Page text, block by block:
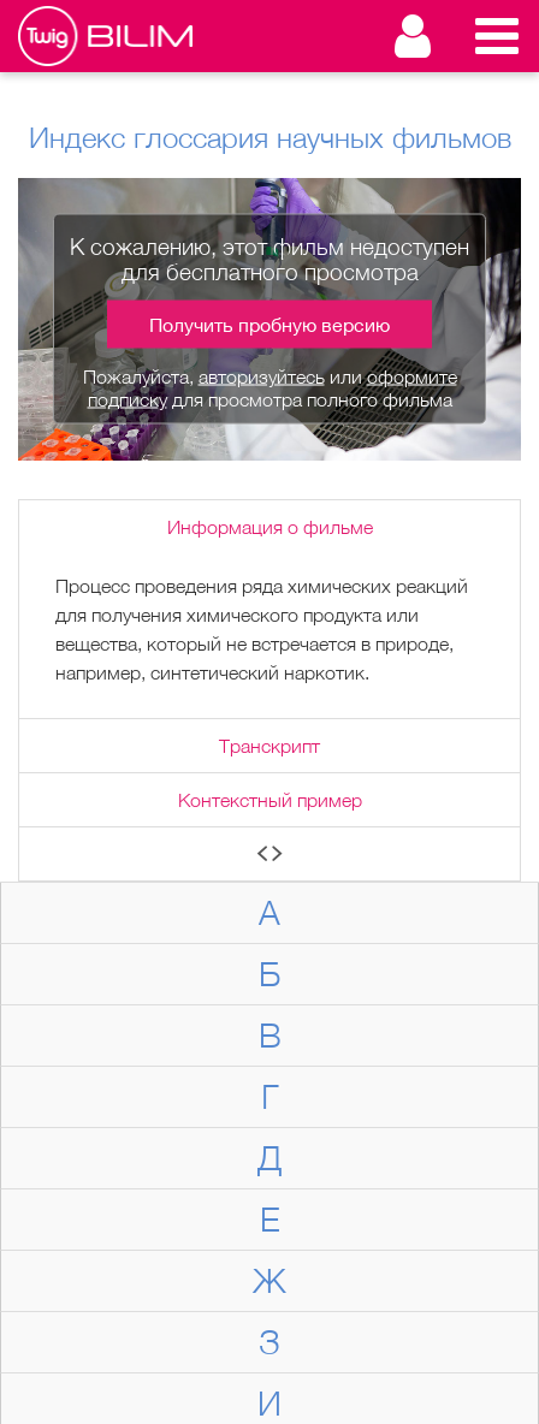
Индекс глоссария научных фильмов
А
Б
В
Г
Д
Е
Ж
З
И
К сожалению, этот фильм недоступен
для бесплатного просмотра
Получить пробную версию
Пожалуйста, авторизуйтесьилиоформите
подпискудля просмотра полного фильма
Информация о фильме
Процесс проведения ряда химических реакций
для получения химического продукта или
вещества, который не встречается в природе,
например, синтетический наркотик.
Транскрипт
Контекстный пример